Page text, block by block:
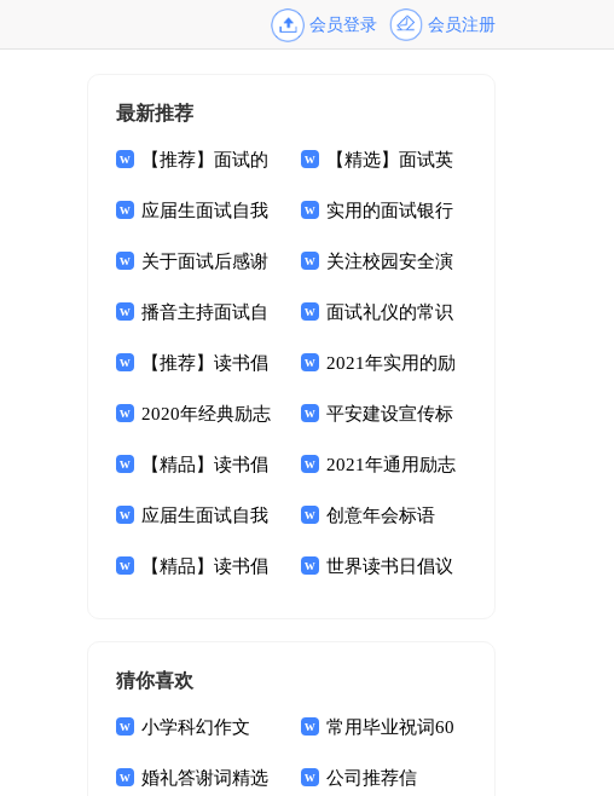
会员登录 会员注册
最新推荐
【推荐】面试的
邀请函三篇
【精选】面试英
文自我介绍模板锦集
五篇
应届生面试自我
介绍模板集锦5篇
实用的面试银行
的自我介绍模板汇总
八篇
关于面试后感谢
信范文集合四篇
关注校园安全演
讲稿
播音主持面试自
我介绍(通用15篇)
面试礼仪的常识
【推荐】读书倡
议书范文汇总六篇
2021年实用的励
志标语汇编92句
2020年经典励志
标语汇总69条
平安建设宣传标
语10篇
【精品】读书倡
议书范文汇总七篇
2021年通用励志
标语汇编53句
应届生面试自我
介绍集锦15篇
创意年会标语
【精品】读书倡 世界读书日倡议
猜你喜欢
小学科幻作文 常用毕业祝词60
句
婚礼答谢词精选 公司推荐信